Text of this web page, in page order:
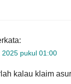
2025 pukul 01:00
kalau klaim